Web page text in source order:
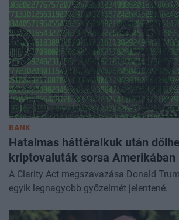
BANK
Hatalmas háttéralkuk után
kriptovaluták sorsa Amerikában
A Clarity Act megszavazása Donald
egyik legnagyobb győzelmét jelentené.